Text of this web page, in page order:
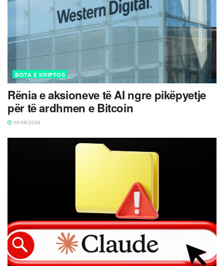
BOTA E KRIPTOS
Rënia e aksioneve të AI ngre pikëpyetje
për të ardhmen e Bitcoin
06/08/2026